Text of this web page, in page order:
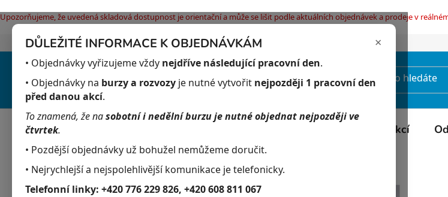
×
DŮLEŽITÉ INFORMACE K OBJEDNÁVKÁM
• Objednávky vyřizujeme vždy nejdříve následující pracovní den.
• Objednávky na burzy a rozvozy je nutné vytvořit nejpozději 1 pracovní den
před danou akcí.
To znamená, že nasobotní i nedělní burzu je nutné objednat nejpozději ve
čtvrtek.
• Pozdější objednávky už bohužel nemůžeme doručit.
• Nejrychlejší a nejspolehlivější komunikace je telefonicky.
Telefonní linky: +420 776 229 826, +420 608 811 067
Upozorňujeme, že uvedená skladová dostupnost je orientační a může se lišit podle aktuálních objednávek a prodeje v
Přejít
obsah
Jak nakupovat Obchodní podmínky Podmínky ochrany osobních údajů
Kalendář akcí
P
o
Přeskočit
K
a
Akvaristika